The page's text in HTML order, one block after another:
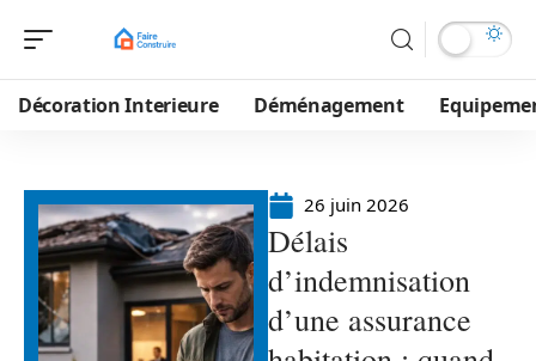
Décoration Interieure Déménagement
26 juin 2026
Délais
d’indemnisation
d’une assurance